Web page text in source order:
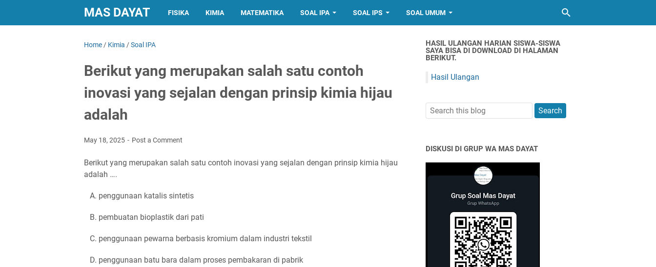
MAS DAYAT FISIKA KIMIA MATEMATIKA SOAL IPA SOAL IPS SOAL UMUM
Home / Kimia /Soal IPA
Berikut yang merupakan salah satu contoh
inovasi yang sejalan dengan prinsip kimia hijau
adalah
May 18, 2025 Post a Comment
Berikut yang merupakan salah satu contoh inovasi yang sejalan dengan prinsip kimia hijau
adalah ….
A. penggunaan katalis sintetis
B. pembuatan bioplastik dari pati
C. penggunaan pewarna berbasis kromium dalam industri tekstil
D. penggunaan batu bara dalam proses pembakaran di pabrik
HASIL ULANGAN HARIAN SISWA-SISWA
SAYA BISA DI DOWNLOAD DI HALAMAN
BERIKUT.
Hasil Ulangan
DISKUSI DI GRUP WA MAS DAYAT